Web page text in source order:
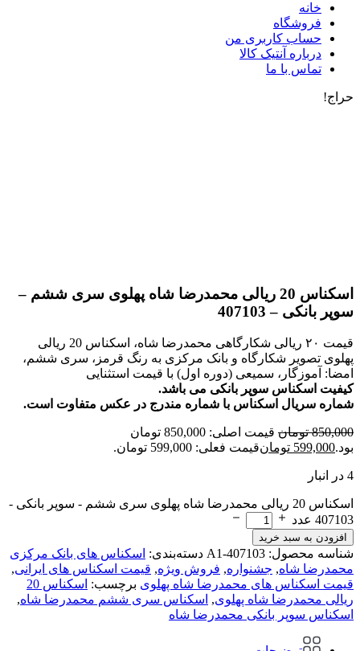
خانه
فروشگاه
حساب کاربری من
درباره آنتیک کالا
تماس با ما
حراج!
اسکناس 20 ریالی محمدرضا شاه پهلوی سری ششم –
سوپر بانکی – 407103
قیمت ۲۰ ریالی شکارگاهی محمدرضا شاه، اسکناس 20 ریالی
پهلوی تصویر شکارگاه و بانک مرکزی به رنگ قرمز، سری ششم،
امضا: آموزگار، سمیعی (دوره اول) با قیمت استثنایی
کیفیت اسکناس سوپر بانکی می باشد.
شماره سریال اسکناس با شماره مندرج در عکس متفاوت است.
850,000 تومان
قیمت اصلی: 850,000 تومان
بود.599,000 تومانقیمت فعلی: 599,000 تومان.
4 در انبار
اسکناس 20 ریالی محمدرضا شاه پهلوی سری ششم - سوپر بانکی -
407103 عدد
افزودن به سبد خرید
شناسه محصول: A1-407103 دسته‌بندی: اسکناس های بانک مرکزی
محمدرضا شاه, جشنواره, فروش ویژه, قیمت اسکناس های ایرانی,
قیمت اسکناس های محمدرضا شاه پهلوی برچسب:
اسکناس 20
ریالی محمدرضا شاه پهلوی, اسکناس سری ششم محمدرضا شاه,
اسکناس سوپر بانکی محمدرضا شاه